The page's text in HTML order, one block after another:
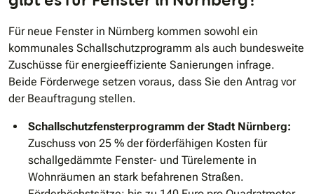
Für neue Fenster in Nürnberg kommen sowohl ein
kommunales Schallschutzprogramm als auch bundesweite
Zuschüsse für energieeffiziente Sanierungen infrage.
Beide Förderwege setzen voraus, dass Sie den Antrag vor
der Beauftragung stellen.
Schallschutzfensterprogramm der Stadt Nürnberg:
Zuschuss von 25 % der förderfähigen Kosten für
schallgedämmte Fenster- und Türelemente in
Wohnräumen an stark befahrenen Straßen.